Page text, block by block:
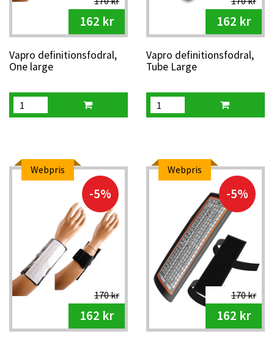
162 kr
Vapro definitionsfodral,
One large
162 kr
Vapro definitionsfodral,
Tube Large
Webpris
-5%
170 kr
162 kr
Webpris
-5%
170 kr
162 kr